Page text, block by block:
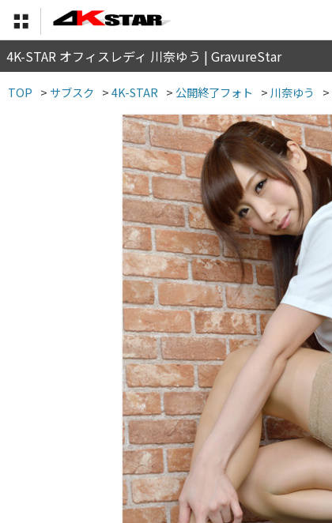
4K-STAR オフィスレディ 川奈ゆう | GravureStar
TOP > サブスク >4K-STAR > 公開終了フォト >川奈ゆう >